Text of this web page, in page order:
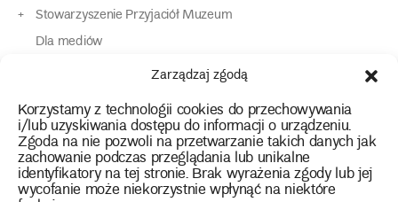
Zarządzaj zgodą
Korzystamy z technologii cookies do przechowywania
i/lub uzyskiwania dostępu do informacji o urządzeniu.
Zgoda na nie pozwoli na przetwarzanie takich danych jak
zachowanie podczas przeglądania lub unikalne
identyfikatory na tej stronie. Brak wyrażenia zgody lub jej
wycofanie może niekorzystnie wpłynąć na niektóre
Stowarzyszenie Przyjaciół Muzeum
Dla mediów
Dla osób o specjalnych potrzebach
Kontakt
instagram
twitterfacebookyoutube
tiktok